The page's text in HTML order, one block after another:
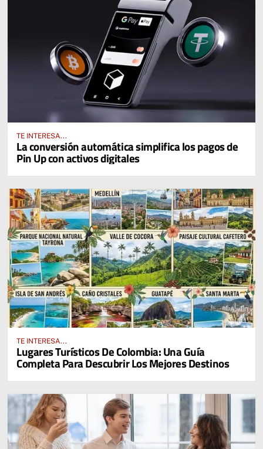
TE INTERESA...
La conversión automática simplifica los pagos de
Pin Up con activos digitales
TE INTERESA...
Lugares Turísticos De Colombia: Una Guía
Completa Para Descubrir Los Mejores Destinos